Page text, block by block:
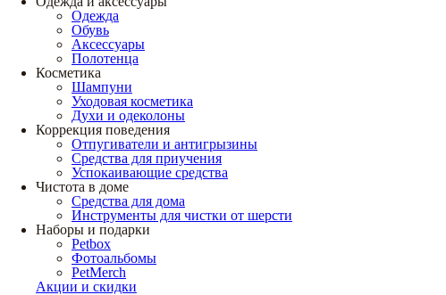
Одежда
Обувь
Аксессуары
Полотенца
Косметика
Шампуни
Уходовая косметика
Духи и одеколоны
Коррекция поведения
Отпугиватели и антигрызины
Средства для приучения
Успокаивающие средства
Чистота в доме
Средства для дома
Инструменты для чистки от шерсти
Наборы и подарки
Petbox
Фотоальбомы
PetMerch
Акции и скидки